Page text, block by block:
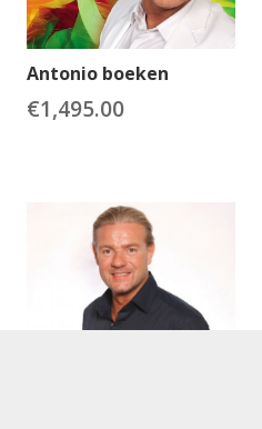
Antonio boeken
€1,495.00